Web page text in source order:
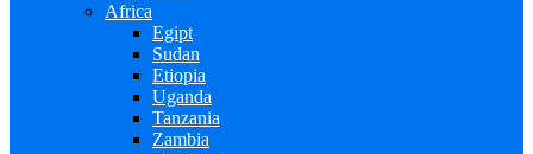
Africa
Egipt
Sudan
Etiopia
Uganda
Tanzania
Zambia